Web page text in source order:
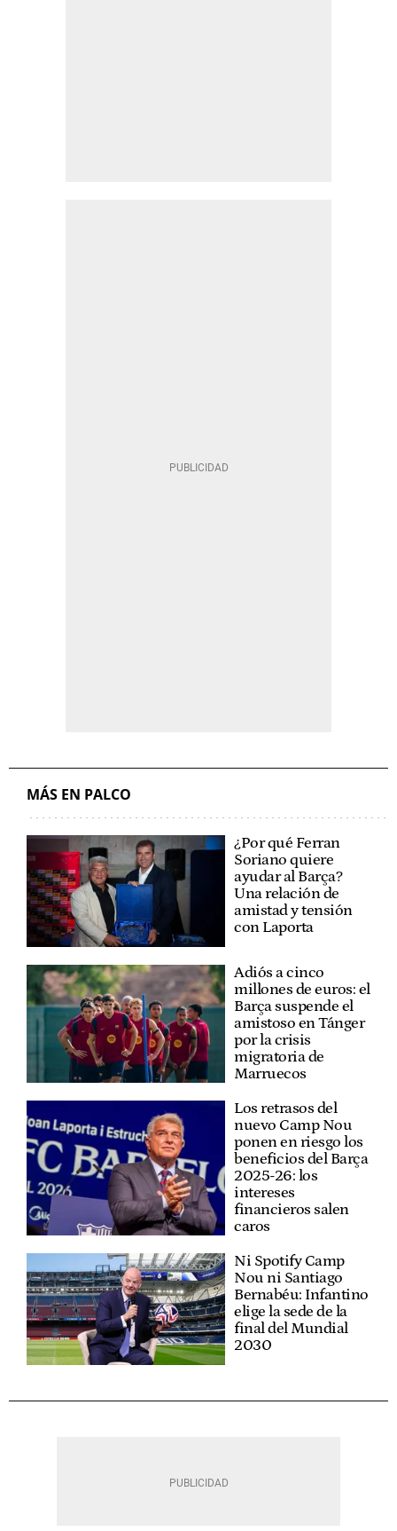
MÁS EN PALCO
¿Por qué Ferran
Soriano quiere
ayudar al Barça?
Una relación de
amistad y tensión
con Laporta
Adiós a cinco
millones de euros: el
Barça suspende el
amistoso en Tánger
por la crisis
migratoria de
Marruecos
Los retrasos del
nuevo Camp Nou
ponen en riesgo los
beneficios del Barça
2025-26: los
intereses
financieros salen
caros
Ni Spotify Camp
Nou ni Santiago
Bernabéu: Infantino
elige la sede de la
final del Mundial
2030